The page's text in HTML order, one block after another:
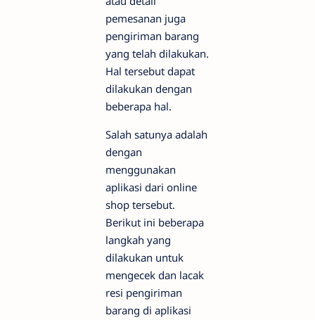
pemesanan juga
pengiriman barang
yang telah dilakukan.
Hal tersebut dapat
dilakukan dengan
beberapa hal.
Salah satunya adalah
dengan
menggunakan
aplikasi dari online
shop tersebut.
Berikut ini beberapa
langkah yang
dilakukan untuk
mengecek dan lacak
resi pengiriman
barang di aplikasi